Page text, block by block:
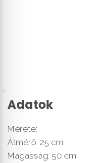
Adatok
Mérete:
Átmérő: 25 cm
Magasság: 50 cm